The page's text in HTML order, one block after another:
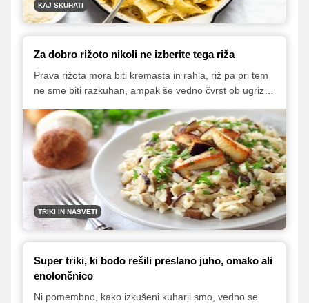
KAJ SKUHATI
Za dobro rižoto nikoli ne izberite tega riža
Prava rižota mora biti kremasta in rahla, riž pa pri tem
ne sme biti razkuhan, ampak še vedno čvrst ob ugrizu.
Predstavljamo vam nekaj vrst riža, ki so za pripravo
rižote najbolj primerna, in vrsto riža, iz katere dobre
rižote zagotovo ne boste skuhali.
TRIKI IN NASVETI
Super triki, ki bodo rešili preslano juho, omako ali
enolončnico
Ni pomembno, kako izkušeni kuharji smo, vedno se